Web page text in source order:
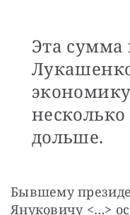
Эта сумма
дольше.
Бывшему
Януковичу <…>